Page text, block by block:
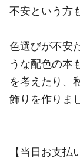
不安という方
色選びが不安
うな配色の本
を考えたり、
飾りを作りま
【当日お支払